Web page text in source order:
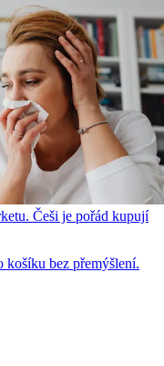
Češi je pořád kupují
košíku bez přemýšlení.